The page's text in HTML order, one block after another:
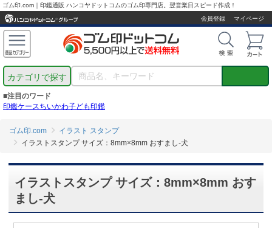
ゴム印.com｜印鑑通販 ハンコヤドットコムのゴム印専門店。翌営業日スピード作成！
会員登録
マイページ
カテゴリで探す
■注目のワード
印鑑ケースちいかわ子ども印鑑
ゴム印.com
イラスト スタンプ
イラストスタンプ サイズ：8mm×8mm おすまし-犬
イラストスタンプ サイズ：8mm×8mm おす
まし-犬